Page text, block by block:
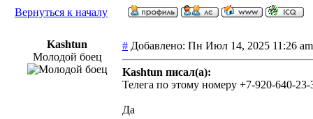
Вернуться к началу
Kashtun
Молодой боец
# Добавлено: Пн Июл 14, 2025 11:26
Kashtun писал(а):
Телега по этому номеру +7-920-640-23-
Да